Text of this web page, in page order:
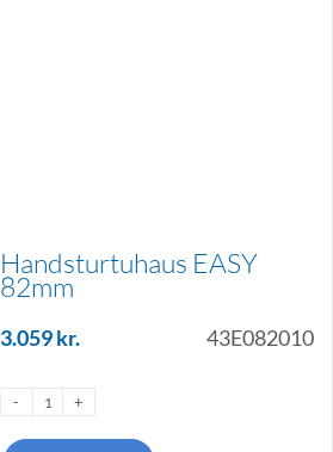
Handsturtuhaus EASY
82mm
3.059kr. 43E082010